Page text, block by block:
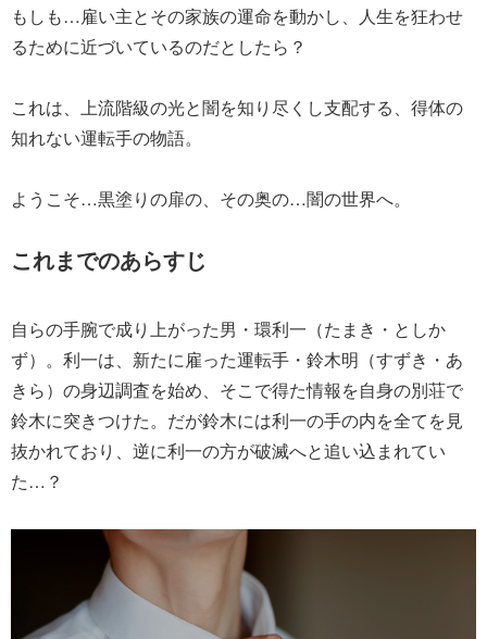
もしも…雇い主とその家族の運命を動かし、人生を狂わせ
るために近づいているのだとしたら？
これは、上流階級の光と闇を知り尽くし支配する、得体の
知れない運転手の物語。
ようこそ…黒塗りの扉の、その奥の…闇の世界へ。
これまでのあらすじ
自らの手腕で成り上がった男・環利一（たまき・としか
ず）。利一は、新たに雇った運転手・鈴木明（すずき・あ
きら）の身辺調査を始め、そこで得た情報を自身の別荘で
鈴木に突きつけた。だが鈴木には利一の手の内を全てを見
抜かれており、逆に利一の方が破滅へと追い込まれてい
た…？